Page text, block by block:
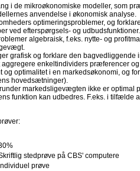
i de mikroøkonomiske modeller, som
anvendelse i økonomisk analyse.
optimeringsproblemer, og
ved efterspørgsels- og udbudsfunktioner.
algebraisk, f.eks. nytte- og
grafisk og forklare den bagvedliggende
aggregere enkeltindividers præferencer
optimalitet i en markedsøkonomi, og
hovedsætninger).
markedsligevægten ikke er optimal
funktion kan udbedres. F.eks. i tilfælde
stedprøve på CBS' computere
Individuel prøve